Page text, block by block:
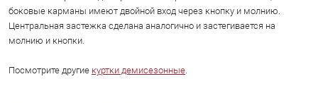
боковые карманы имеют двойной вход через кнопку и молнию.
Центральная застежка сделана аналогично и застегивается на
молнию и кнопки.
Посмотрите другие куртки демисезонные.